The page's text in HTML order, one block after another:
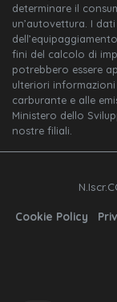
determinare il
un’autovettura. I
fini del calcolo di
potrebbero essere
ulteriori
carburante e alle
Ministero dello
nostre filiali.
Cookie Policy